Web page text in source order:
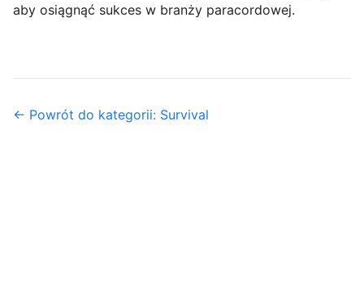
aby osiągnąć sukces w branży paracordowej.
← Powrót do kategorii: Survival